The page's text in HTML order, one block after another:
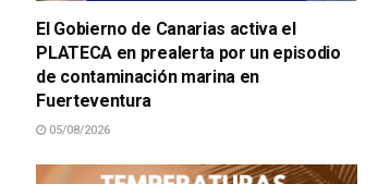
El Gobierno de Canarias activa el
PLATECA en prealerta por un episodio
de contaminación marina en
Fuerteventura
05/08/2026